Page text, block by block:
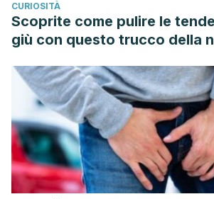
María et al . Efecto de Lepidium
espermatogénesis y la calidad
diagnosticados con infertilidad:
BIOFARBO [revista en la Internet].
Dic 17] ; 18(2): 61-70. Disponible en:
http://www.revistasbolivianas.org.bo/
script=sci_arttext&;pid=S1813-
53632010000200007&lng=es.
Rojas J Sara, Lopera V Johan
Jonathan, Vargas G Natalia, Hormaza
CURIOSITÀ
Scoprite come pulire le
giù con questo trucco della